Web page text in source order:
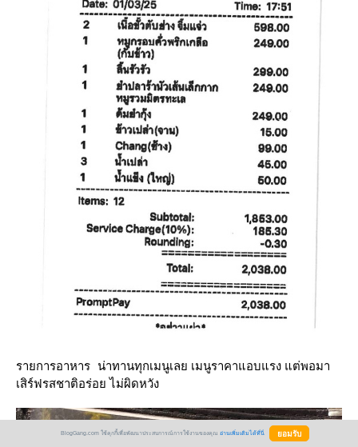
รายการอาหาร น่าทานทุกเมนูเลย เมนูราคาแอบแรง แต่พอมา
เสิร์ฟรสชาติอร่อย ไม่ผิดหวัง
BlogGang.com ใช้คุกกี้เพื่อพัฒนาประสบการณ์การใช้งานของคุณ อ่านเพิ่มเติมได้ที่นี่